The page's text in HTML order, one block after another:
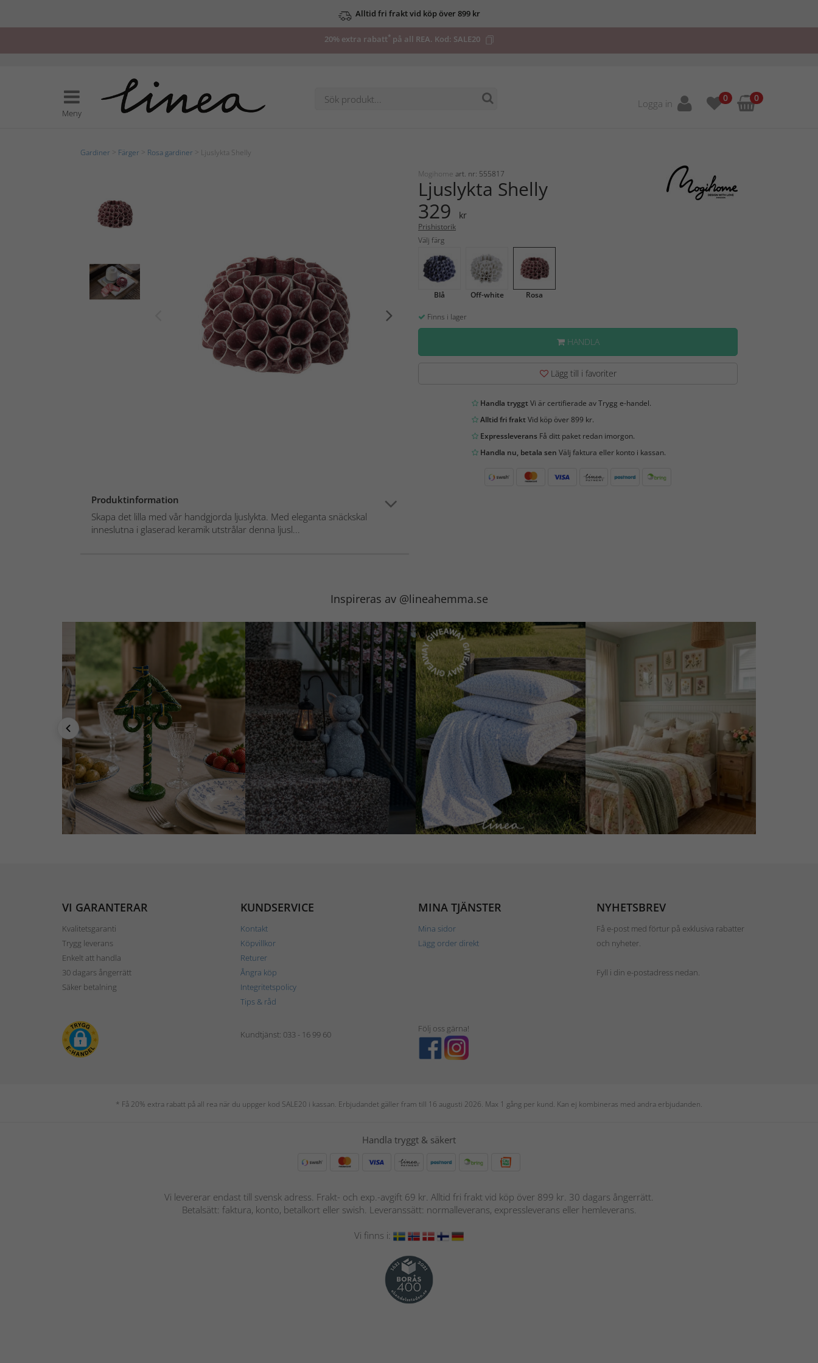
Alltid fri frakt vid köp över 899 kr
20% extra rabatt*på all REA. Kod: SALE20
Meny
Logga in 0 0
Gardiner Färger Rosa gardiner > Ljuslykta Shelly
Produktinformation
Skapa det lilla med vår handgjorda ljuslykta. Med eleganta snäckskal
inneslutna i glaserad keramik utstrålar denna ljusl...
Mogihome art. nr: 555817
Ljuslykta Shelly
329 kr
Prishistorik
Välj färg
Blå Off-white Rosa
Finns i lager
HANDLA
Lägg till i favoriter
Handla tryggtVi är certifierade av Trygg e-handel.
Alltid fri fraktVid köp över 899 kr.
ExpressleveransFå ditt paket redan imorgon.
Handla nu, betala sen Välj faktura eller konto i kassan.
Inspireras av @lineahemma.se
VI GARANTERAR
Kvalitetsgaranti
Trygg leverans
Enkelt att handla
30 dagars ångerrätt
Säker betalning
KUNDSERVICE
Kontakt
Köpvillkor
Returer
Ångra köp
Integritetspolicy
Tips & råd
MINA TJÄNSTER
Mina sidor
Lägg order direkt
NYHETSBREV
Få e-post med förtur på exklusiva rabatter
och nyheter.
Fyll i din e-postadress nedan.
Kundtjänst: 033 - 16 99 60
Följ oss gärna!
* Få 20% extra rabatt på all rea när du uppger kod SALE20 i kassan. Erbjudandet gäller fram till 16 augusti 2026. Max 1 gång per kund. Kan ej kombineras med andra erbjudanden.
Handla tryggt & säkert
Vi levererar endast till svensk adress. Frakt- och exp.-avgift 69 kr. Alltid fri frakt vid köp över 899 kr. 30 dagars ångerrätt.
Betalsätt: faktura, konto, betalkort eller swish. Leveranssätt: normalleverans, expressleverans eller hemleverans.
Vi finns i: